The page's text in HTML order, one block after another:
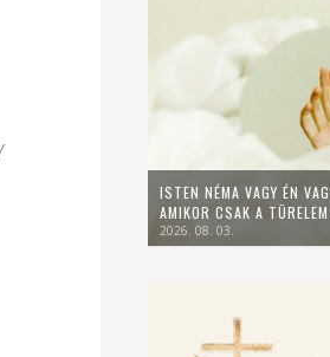
ISTEN NÉMA VAGY ÉN
AMIKOR CSAK A
2026. 08. 03.